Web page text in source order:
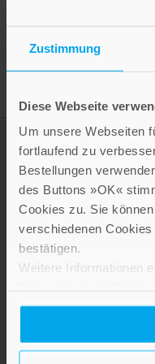
Zustimmung
Diese Webseite
Um unsere Webseiten
fortlaufend zu
Bestellungen
des Buttons »OK«
Cookies zu. Sie
verschiedenen
bestätigen.
Weitere Informationen
Presseinformation